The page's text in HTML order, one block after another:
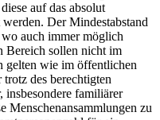
auf das absolut
Der Mindestabstand
auch immer möglich
Bereich sollen nicht im
gelten wie im öffentlichen
des berechtigten
insbesondere familiärer
Menschenansammlungen zu